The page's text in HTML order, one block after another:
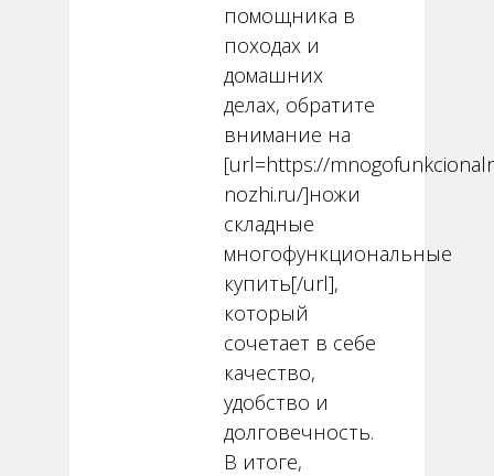
помощника в
походах и
домашних
делах, обратите
внимание на
[url=https://
nozhi.ru/]ножи
складные
многофункциональные
купить[/url],
который
сочетает в себе
качество,
удобство и
долговечность.
В итоге,